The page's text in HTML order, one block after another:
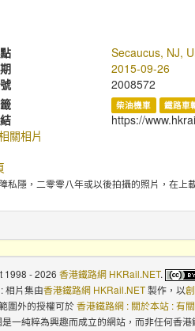
Secaucus, NJ,
2015-09-26
2008572
柴油機車 鐵路車
https://
關相片
私隱，二零零八年或以後拍攝的照片，在上
1998 - 2026 香港鐵路網 HKRail.NET.
相片集由香港鐵路網 HKRail.NET製作，以
圍外的授權可於香港鐵路網 : 關於本站 : 有
一純粹為興趣而成立的網站，而非任何香